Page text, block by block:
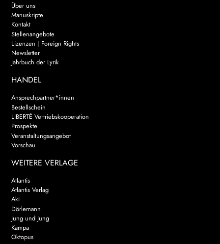
Über uns
Manuskripte
Kontakt
Stellenangebote
Lizenzen | Foreign Rights
Newsletter
Jahrbuch der Lyrik
HANDEL
Ansprechpartner*innen
Bestellschein
LIBERTÉ Vertriebskooperation
Prospekte
Veranstaltungsangebot
Vorschau
WEITERE VERLAGE
Atlantis
Atlantis Verlag
Aki
Dörlemann
Jung und Jung
Kampa
Oktopus